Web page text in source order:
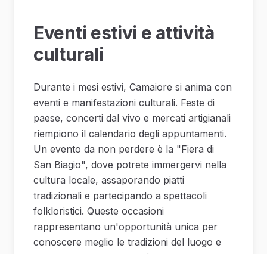
Eventi estivi e attività
culturali
Durante i mesi estivi, Camaiore si anima con
eventi e manifestazioni culturali. Feste di
paese, concerti dal vivo e mercati artigianali
riempiono il calendario degli appuntamenti.
Un evento da non perdere è la "Fiera di
San Biagio", dove potrete immergervi nella
cultura locale, assaporando piatti
tradizionali e partecipando a spettacoli
folkloristici. Queste occasioni
rappresentano un'opportunità unica per
conoscere meglio le tradizioni del luogo e